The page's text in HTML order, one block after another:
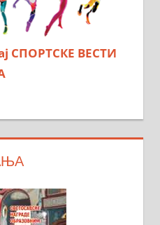
СПОРТСКЕ ВЕСТИ